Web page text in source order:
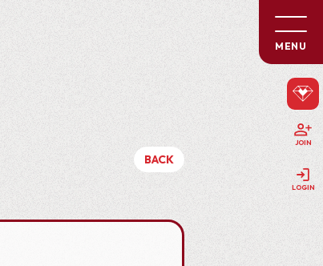
MENU
BACK
JOIN
LOGIN